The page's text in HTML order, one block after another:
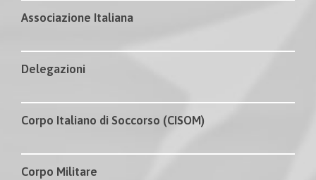
Associazione Italiana
Delegazioni
Corpo Italiano di Soccorso (CISOM)
Corpo Militare